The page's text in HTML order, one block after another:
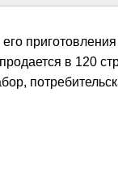
в 120